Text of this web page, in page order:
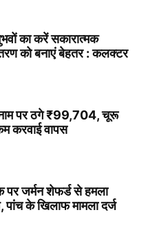
का करें सकारात्मक
को बनाएं बेहतर : कलक्टर
पर ठगे ₹99,704, चूरू
करवाई वापस
जर्मन शेफर्ड से हमला
पांच के खिलाफ मामला दर्ज